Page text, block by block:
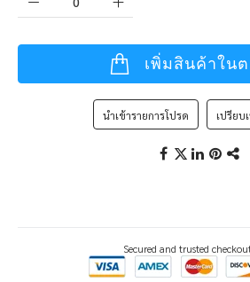
เพิ่มสินค้าใน
นำเข้ารายการโปรด เปรียบ
Secured and trusted